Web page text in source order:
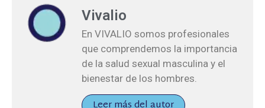
Vivalio
En VIVALIO somos profesionales
que comprendemos la importancia
de la salud sexual masculina y el
bienestar de los hombres.